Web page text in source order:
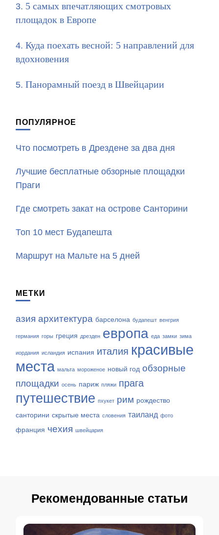
5 самых впечатляющих смотровых
площадок в Европе
Куда поехать весной: 5 направлений для
вдохновения
Панорамный поезд в Швейцарии
ПОПУЛЯРНОЕ
Что посмотреть в Дрездене за два дня
Лучшие бесплатные обзорные площадки
Праги
Где смотреть закат на острове Санторини
Топ 10 мест Будапешта
Маршрут на Мальте на 5 дней
МЕТКИ
азия архитектура барселона будапешт венгрия
германия горы греция дрезден европа еда замки зима
иордания исландия испания италия красивые
места мальта мороженое новый год обзорные
площадки осень париж пляжи прага
путешествие пхукет рим рождество
санторини скрытые места словения таиланд фото
франция чехия швейцария
Рекомендованные статьи